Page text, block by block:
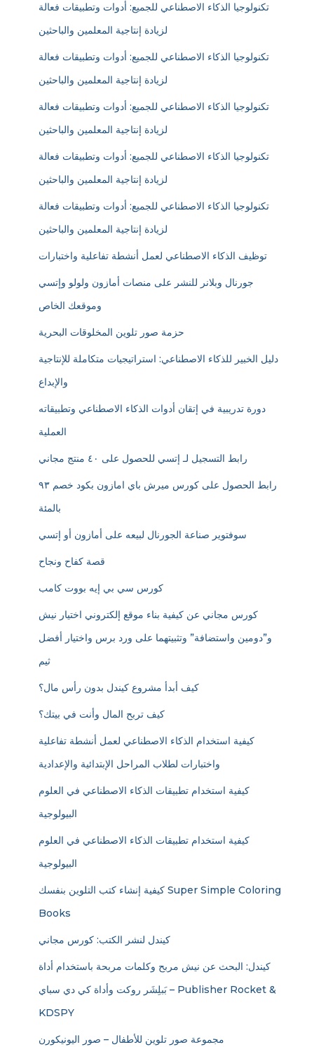
تكنولوجيا الذكاء الاصطناعي للجميع: أدوات وتطبيقات فعالة
لزيادة إنتاجية المعلمين والباحثين
تكنولوجيا الذكاء الاصطناعي للجميع: أدوات وتطبيقات فعالة
لزيادة إنتاجية المعلمين والباحثين
تكنولوجيا الذكاء الاصطناعي للجميع: أدوات وتطبيقات فعالة
لزيادة إنتاجية المعلمين والباحثين
تكنولوجيا الذكاء الاصطناعي للجميع: أدوات وتطبيقات فعالة
لزيادة إنتاجية المعلمين والباحثين
تكنولوجيا الذكاء الاصطناعي للجميع: أدوات وتطبيقات فعالة
لزيادة إنتاجية المعلمين والباحثين
توظيف الذكاء الاصطناعي لعمل أنشطة تفاعلية واختبارات
جورنال وبلانر للنشر على منصات أمازون ولولو وإتسي
وموقعك الخاص
حزمة صور تلوين المخلوقات البحرية
دليل الخبير للذكاء الاصطناعي: استراتيجيات متكاملة للإنتاجية
والإبداع
دورة تدريبية في إتقان أدوات الذكاء الاصطناعي وتطبيقاته
العملية
رابط التسجيل لـ إتسي للحصول على ٤٠ منتج مجاني
رابط الحصول على كورس ميرش باي امازون بكود خصم ٩٣
بالمئة
سوفتوير صناعة الجورنال لبيعه على أمازون أو إتسي
قصة كفاح ونجاح
كورس سي بي إيه بووت كامب
كورس مجاني عن كيفية بناء موقع إلكتروني اختيار نيش
و”دومين واستضافة” وتثبيتهما على ورد برس واختيار أفضل
ثيم
كيف أبدأ مشروع كيندل بدون رأس مال؟
كيف تربح المال وأنت في بيتك؟
كيفية استخدام الذكاء الاصطناعي لعمل أنشطة تفاعلية
واختبارات لطلاب المراحل الإبتدائية والإعدادية
كيفية استخدام تطبيقات الذكاء الاصطناعي في العلوم
كيفية استخدام تطبيقات الذكاء الاصطناعي في العلوم
كيفية إنشاء كتب التلوين بنفسك Super Simple Coloring
Books
كيندل لنشر الكتب: كورس مجاني
كيندل: البحث عن نيش مربح وكلمات مربحة باستخدام أداة
بَبلِشَر روكت وأداة كي دي سباي – Publisher Rocket &
KDSPY
مجموعة صور تلوين للأطفال – صور اليونيكورن